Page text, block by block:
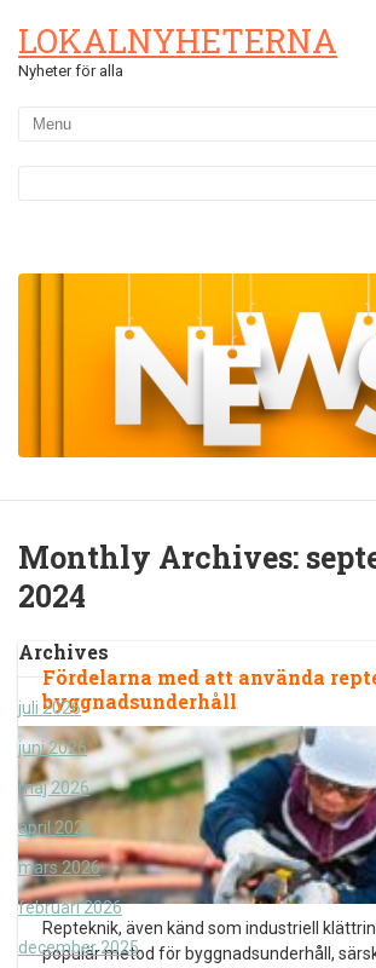
LOKALNYHETERNA
Nyheter för alla
Monthly Archives:
2024
Archives
juli 2026
juni 2026
maj 2026
april 2026
mars 2026
februari 2026
december 2025
Fördelarna med att använda
byggnadsunderhåll
Repteknik, även känd som industriell
populär metod för byggnadsunderhåll,